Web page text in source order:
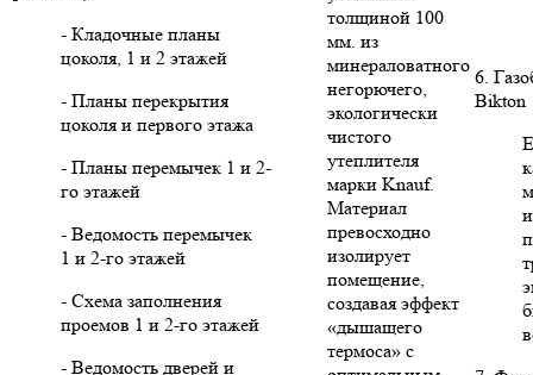
- Кладочные планы
цоколя, 1 и 2 этажей
- Планы перекрытия
цоколя и первого этажа
- Планы перемычек 1 и 2-
го этажей
- Ведомость перемычек
1 и 2-го этажей
- Схема заполнения
проемов 1 и 2-го этажей
- Ведомость дверей и
толщиной 100
мм. из
минераловатного
негорючего,
экологически
чистого
утеплителя
марки Knauf.
Материал
превосходно
изолирует
помещение,
создавая эффект
«дышащего
термоса» с
6.
Bikton